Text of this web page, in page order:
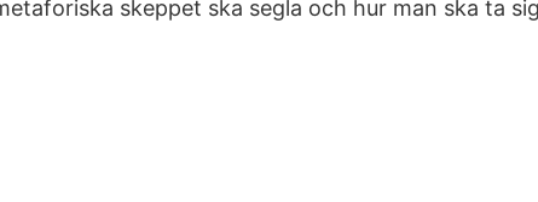
skeppet ska segla och hur man ska ta